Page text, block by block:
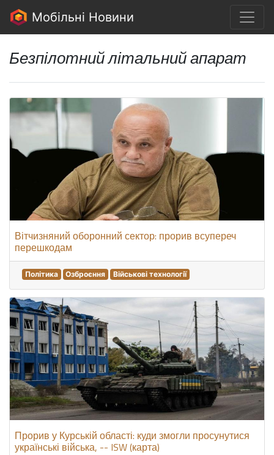
Мобільні Новини
Безпілотний літальний апарат
Вітчизняний оборонний сектор: прорив всупереч
перешкодам
Політика Озброєння Військові технології
Прорив у Курській області: куди змогли просунутися
українські війська, -- ISW (карта)